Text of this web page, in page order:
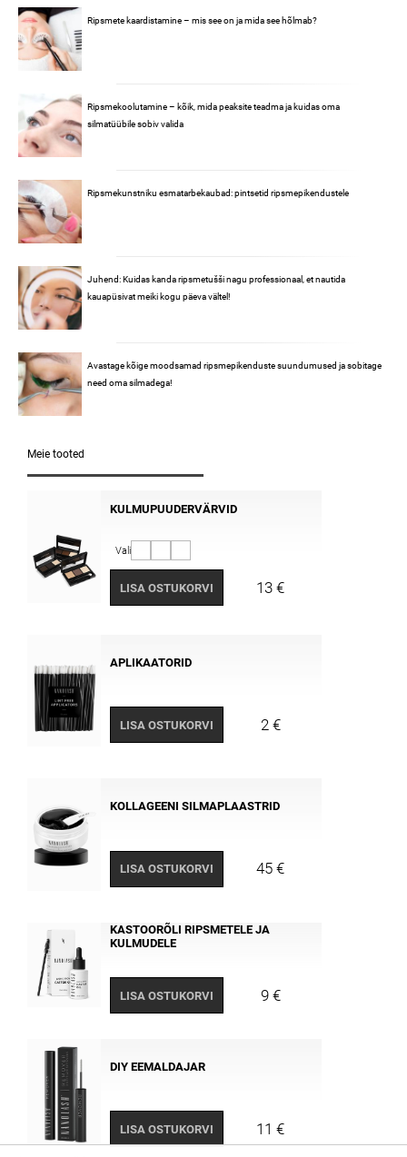
Ripsmete kaardistamine – mis see on ja mida see hõlmab?
Ripsmekoolutamine – kõik, mida peaksite teadma ja kuidas oma
silmatüübile sobiv valida
Ripsmekunstniku esmatarbekaubad: pintsetid ripsmepikendustele
Juhend: Kuidas kanda ripsmetušši nagu professionaal, et nautida
kauapüsivat meiki kogu päeva vältel!
Avastage kõige moodsamad ripsmepikenduste suundumused ja sobitage
need oma silmadega!
Meie tooted
KULMUPUUDERVÄRVID
Vali
LISA OSTUKORVI 13 €
APLIKAATORID
LISA OSTUKORVI 2 €
KOLLAGEENI SILMAPLAASTRID
LISA OSTUKORVI 45 €
KASTOORÕLI RIPSMETELE JA
KULMUDELE
LISA OSTUKORVI 9 €
DIY EEMALDAJAR
LISA OSTUKORVI 11 €